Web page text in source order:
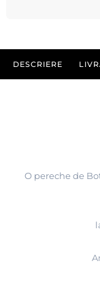
DESCRIERE
O pereche de